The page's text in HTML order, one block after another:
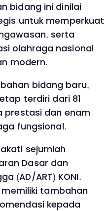
bidang ini dinilai
untuk memperkuat
serta
olahraga nasional
modern.
bidang baru,
terdiri dari 81
prestasi dan enam
fungsional.
sejumlah
Dasar dan
(AD/ART) KONI.
memiliki tambahan
kepada